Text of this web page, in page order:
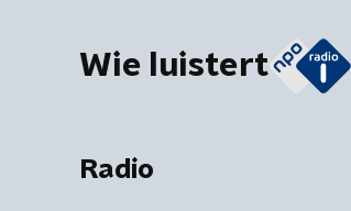
Wie luistert
Radio